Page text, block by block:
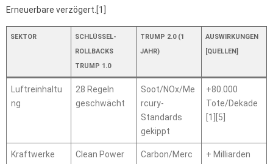
Erneuerbare verzögert.[1]
SEKTOR
SCHLÜSSEL-
ROLLBACKS
TRUMP 1.0
TRUMP 2.0 (1
JAHR)
AUSWIRKUNGEN
[QUELLEN]
Luftreinhaltu
ng
28 Regeln
geschwächt
Soot/NOx/Me
rcury-
Standards
gekippt
+80.000
Tote/Dekade
[1][5]
Kraftwerke
Clean Power
Carbon/Merc
+ Milliarden